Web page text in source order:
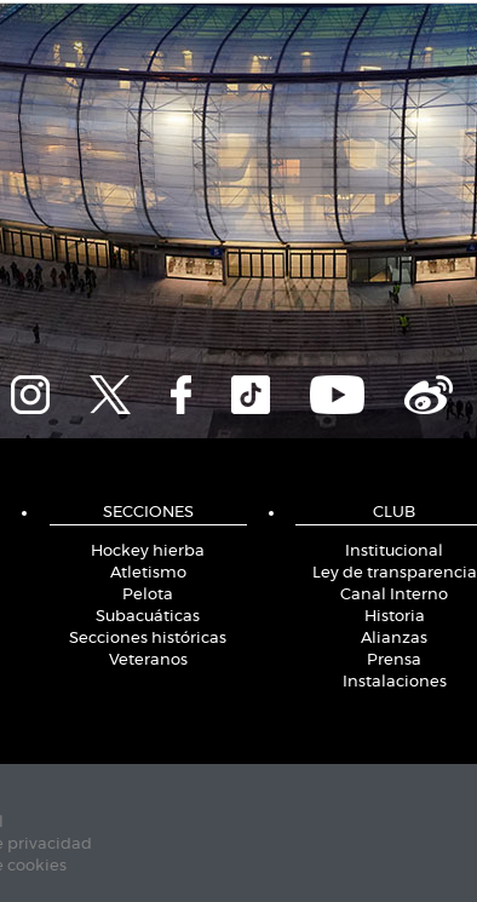
SECCIONES
Hockey hierba
Atletismo
Pelota
Subacuáticas
Secciones históricas
Veteranos
CLUB
Institucional
Ley de transparencia
Canal Interno
Historia
Alianzas
Prensa
Instalaciones
privacidad
cookies